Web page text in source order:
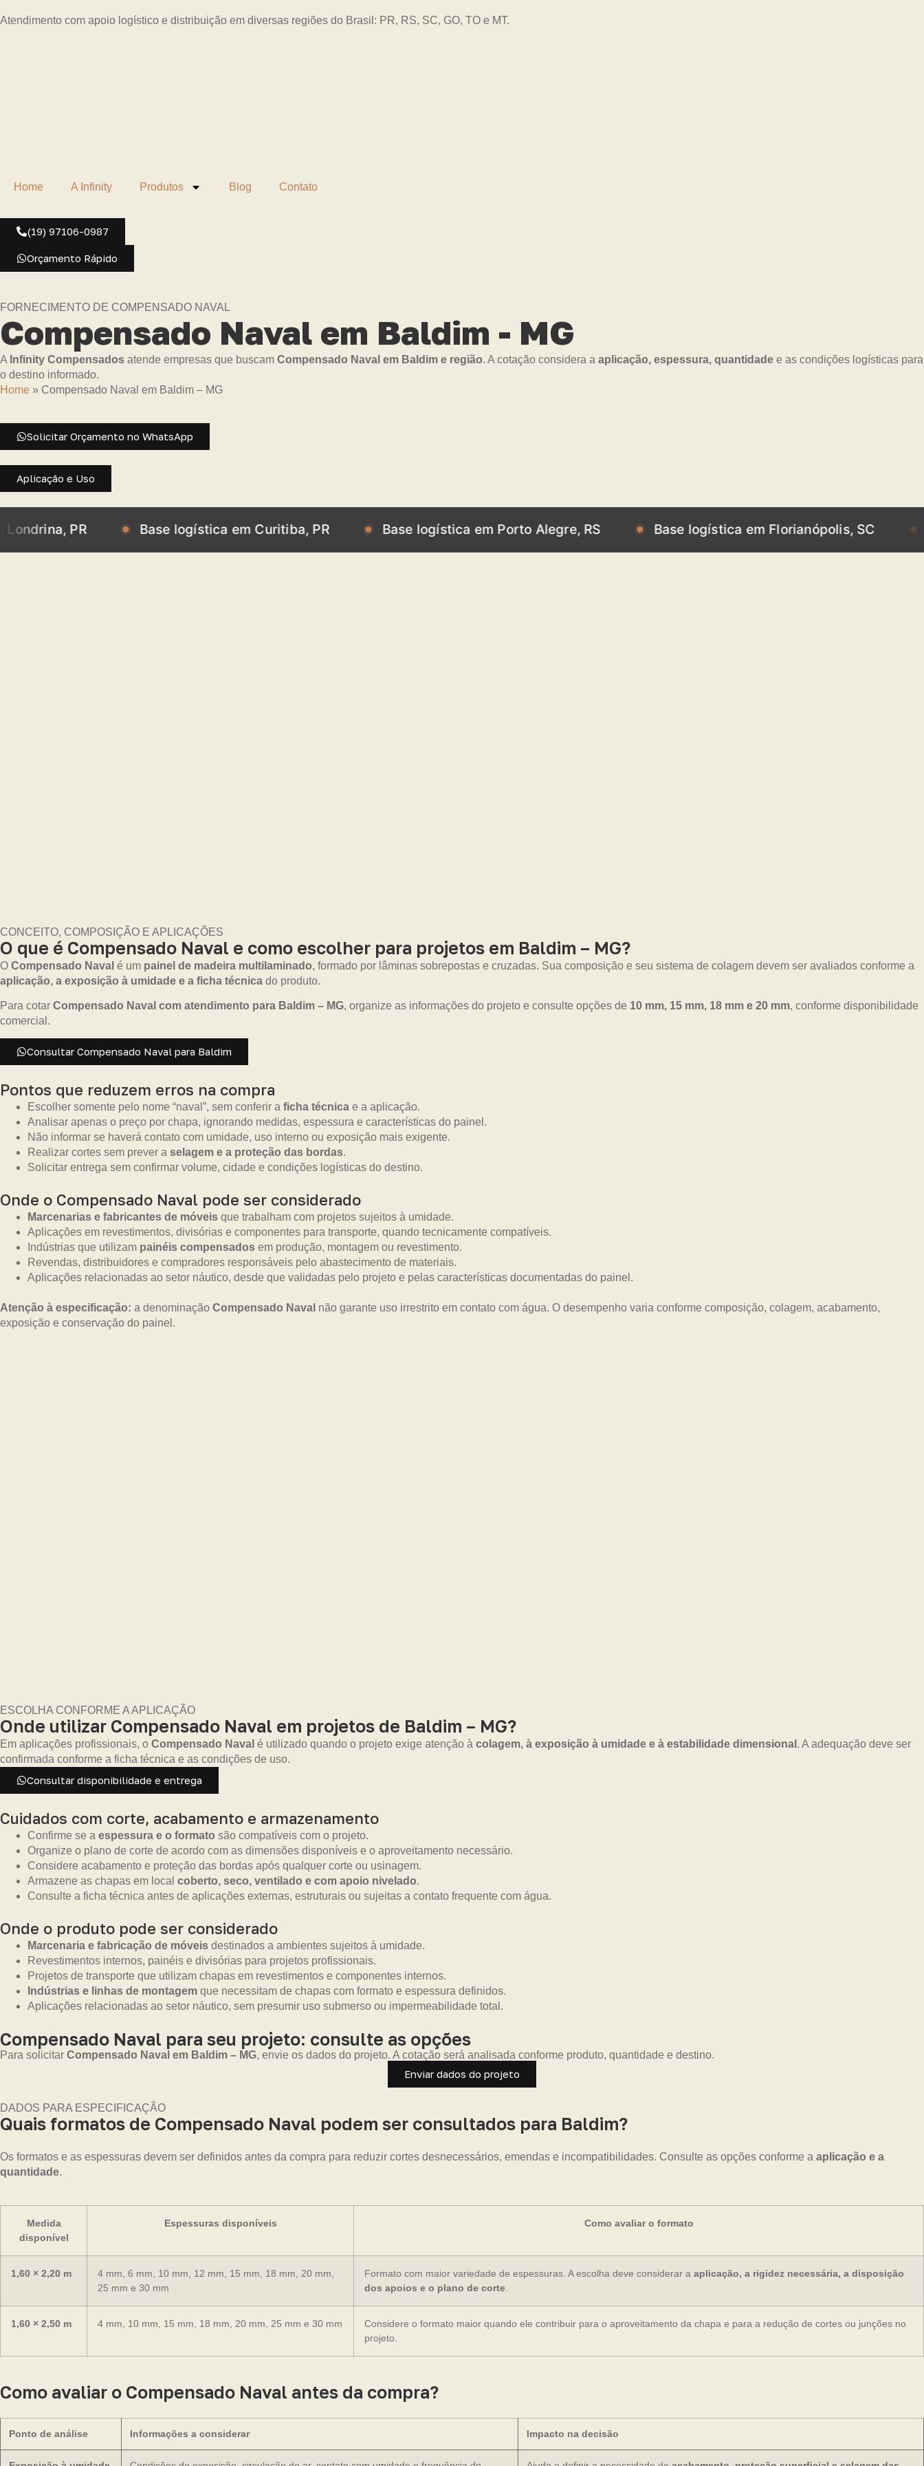
Atendimento com apoio logístico e distribuição em diversas regiões do Brasil: PR, RS, SC, GO, TO e MT.
Home A Infinity Produtos Blog Contato
(19) 97106-0987
Orçamento Rápido
FORNECIMENTO DE COMPENSADO NAVAL
Compensado Naval em Baldim - MG
A Infinity Compensados atende empresas que buscam Compensado Naval em Baldim e região. A cotação considera a aplicação, espessura, quantidade e as condições logísticas para
o destino informado.
Home » Compensado Naval em Baldim – MG
Solicitar Orçamento no WhatsApp
Aplicação e Uso
PR Base logística em Curitiba, PR Base logística em Porto Alegre, RS Base logística em Florianópolis, SC Base
CONCEITO, COMPOSIÇÃO E APLICAÇÕES
O que é Compensado Naval e como escolher para projetos em Baldim – MG?
O Compensado Naval é um painel de madeira multilaminado, formado por lâminas sobrepostas e cruzadas. Sua composição e seu sistema de colagem devem ser avaliados conforme a
aplicação, a exposição à umidade e a ficha técnica do produto.
Para cotar Compensado Naval com atendimento para Baldim – MG, organize as informações do projeto e consulte opções de 10 mm, 15 mm, 18 mm e 20 mm, conforme disponibilidade
comercial.
Consultar Compensado Naval para Baldim
Pontos que reduzem erros na compra
Escolher somente pelo nome “naval”, sem conferir a ficha técnica e a aplicação.
Analisar apenas o preço por chapa, ignorando medidas, espessura e características do painel.
Não informar se haverá contato com umidade, uso interno ou exposição mais exigente.
Realizar cortes sem prever a selagem e a proteção das bordas.
Solicitar entrega sem confirmar volume, cidade e condições logísticas do destino.
Onde o Compensado Naval pode ser considerado
Marcenarias e fabricantes de móveis que trabalham com projetos sujeitos à umidade.
Aplicações em revestimentos, divisórias e componentes para transporte, quando tecnicamente compatíveis.
Indústrias que utilizam painéis compensados em produção, montagem ou revestimento.
Revendas, distribuidores e compradores responsáveis pelo abastecimento de materiais.
Aplicações relacionadas ao setor náutico, desde que validadas pelo projeto e pelas características documentadas do painel.
Atenção à especificação: a denominação Compensado Naval não garante uso irrestrito em contato com água. O desempenho varia conforme composição, colagem, acabamento,
exposição e conservação do painel.
ESCOLHA CONFORME A APLICAÇÃO
Onde utilizar Compensado Naval em projetos de Baldim – MG?
Em aplicações profissionais, o Compensado Naval é utilizado quando o projeto exige atenção à colagem, à exposição à umidade e à estabilidade dimensional . A adequação deve ser
confirmada conforme a ficha técnica e as condições de uso.
Consultar disponibilidade e entrega
Cuidados com corte, acabamento e armazenamento
Confirme se a espessura e o formato são compatíveis com o projeto.
Organize o plano de corte de acordo com as dimensões disponíveis e o aproveitamento necessário.
Considere acabamento e proteção das bordas após qualquer corte ou usinagem.
Armazene as chapas em local coberto, seco, ventilado e com apoio nivelado.
Consulte a ficha técnica antes de aplicações externas, estruturais ou sujeitas a contato frequente com água.
Onde o produto pode ser considerado
Marcenaria e fabricação de móveis destinados a ambientes sujeitos à umidade.
Revestimentos internos, painéis e divisórias para projetos profissionais.
Projetos de transporte que utilizam chapas em revestimentos e componentes internos.
Indústrias e linhas de montagem que necessitam de chapas com formato e espessura definidos.
Aplicações relacionadas ao setor náutico, sem presumir uso submerso ou impermeabilidade total.
Compensado Naval para seu projeto: consulte as opções
Para solicitar Compensado Naval em Baldim – MG, envie os dados do projeto. A cotação será analisada conforme produto, quantidade e destino.
Enviar dados do projeto
DADOS PARA ESPECIFICAÇÃO
Quais formatos de Compensado Naval podem ser consultados para Baldim?
Os formatos e as espessuras devem ser definidos antes da compra para reduzir cortes desnecessários, emendas e incompatibilidades. Consulte as opções conforme a aplicação e a
quantidade.
Medida
disponível
Espessuras disponíveis Como avaliar o formato
1,60 × 2,20 m
4 mm, 6 mm, 10 mm, 12 mm, 15 mm, 18 mm, 20 mm,
25 mm e 30 mm
Formato com maior variedade de espessuras. A escolha deve considerar a aplicação, a rigidez necessária, a disposição
dos apoios e o plano de corte
1,60 × 2,50 m 4 mm, 10 mm, 15 mm, 18 mm, 20 mm, 25 mm e 30 mm
Considere o formato maior quando ele contribuir para o aproveitamento da chapa e para a redução de cortes ou junções no
projeto.
Como avaliar o Compensado Naval antes da compra?
Ponto de análise Informações a considerar Impacto na decisão